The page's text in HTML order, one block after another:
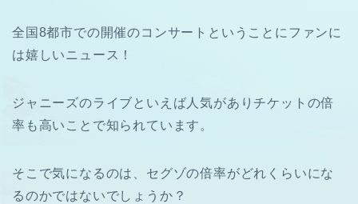
全国8都市での開催のコンサートということにファンに
は嬉しいニュース！
ジャニーズのライブといえば人気がありチケットの倍
率も高いことで知られています。
そこで気になるのは、セグゾの倍率がどれくらいにな
るのかではないでしょうか？